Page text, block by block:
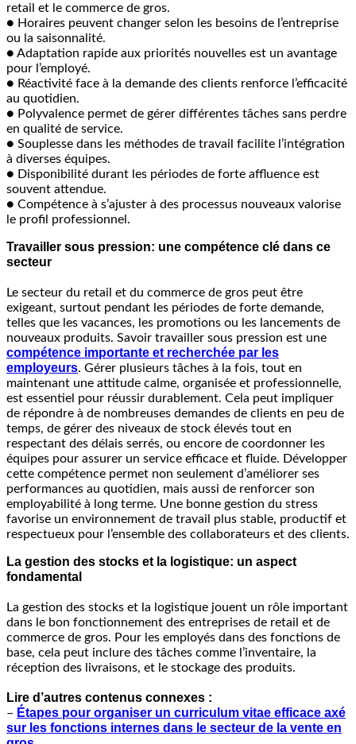
retail et le commerce de gros.
● Horaires peuvent changer selon les besoins de l’entreprise
ou la saisonnalité.
● Adaptation rapide aux priorités nouvelles est un avantage
pour l’employé.
● Réactivité face à la demande des clients renforce l’efficacité
au quotidien.
● Polyvalence permet de gérer différentes tâches sans perdre
en qualité de service.
● Souplesse dans les méthodes de travail facilite l’intégration
à diverses équipes.
● Disponibilité durant les périodes de forte affluence est
souvent attendue.
● Compétence à s’ajuster à des processus nouveaux valorise
le profil professionnel.
Travailler sous pression: une compétence clé dans ce
secteur
Le secteur du retail et du commerce de gros peut être
exigeant, surtout pendant les périodes de forte demande,
telles que les vacances, les promotions ou les lancements de
nouveaux produits. Savoir travailler sous pression est une
compétence importante et recherchée par les
employeurs. Gérer plusieurs tâches à la fois, tout en
maintenant une attitude calme, organisée et professionnelle,
est essentiel pour réussir durablement. Cela peut impliquer
de répondre à de nombreuses demandes de clients en peu de
temps, de gérer des niveaux de stock élevés tout en
respectant des délais serrés, ou encore de coordonner les
équipes pour assurer un service efficace et fluide. Développer
cette compétence permet non seulement d’améliorer ses
performances au quotidien, mais aussi de renforcer son
employabilité à long terme. Une bonne gestion du stress
favorise un environnement de travail plus stable, productif et
respectueux pour l’ensemble des collaborateurs et des clients.
La gestion des stocks et la logistique: un aspect
fondamental
La gestion des stocks et la logistique jouent un rôle important
dans le bon fonctionnement des entreprises de retail et de
commerce de gros. Pour les employés dans des fonctions de
base, cela peut inclure des tâches comme l’inventaire, la
réception des livraisons, et le stockage des produits.
Lire d’autres contenus connexes :
– Étapes pour organiser un curriculum vitae efficace axé
sur les fonctions internes dans le secteur de la vente en